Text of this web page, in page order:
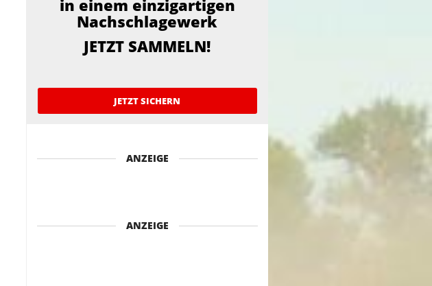
in einem einzigartigen
Nachschlagewerk
JETZT SAMMELN!
JETZT SICHERN
ANZEIGE
ANZEIGE